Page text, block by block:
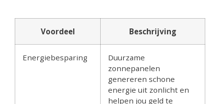
Voordeel Beschrijving
Energiebesparing
Duurzame
zonnepanelen
genereren schone
energie uit zonlicht en
helpen jou geld te